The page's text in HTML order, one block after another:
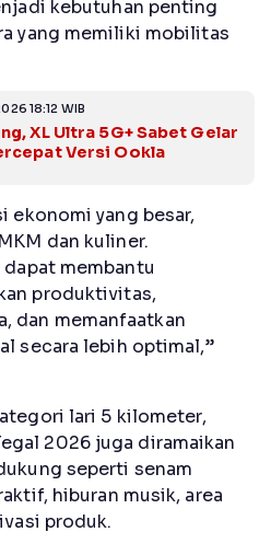
kebutuhan penting
yang memiliki mobilitas
18:12 WIB
XL Ultra 5G+ Sabet Gelar
Versi Ookla
ekonomi yang besar,
dan kuliner.
membantu
produktivitas,
dan memanfaatkan
secara lebih optimal,”
lari 5 kilometer,
2026 juga diramaikan
seperti senam
hiburan musik, area
produk.